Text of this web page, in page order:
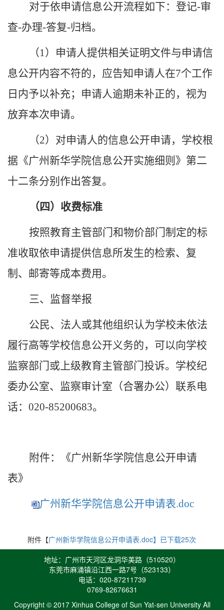
对于依申请信息公开流程如下：登记-审
查-办理-答复-归档。
（1）申请人提供相关证明文件与申请信
息公开内容不符的，应告知申请人在7个工作
日内予以补充；申请人逾期未补正的，视为
放弃本次申请。
（2）对申请人的信息公开申请，学校根
据《广州新华学院信息公开实施细则》第二
十二条分别作出答复。
（四）收费标准
按照教育主管部门和物价部门制定的标
准收取依申请提供信息所发生的检索、复
制、邮寄等成本费用。
三、监督举报
公民、法人或其他组织认为学校未依法
履行高等学校信息公开义务的，可以向学校
监察部门或上级教育主管部门投诉。 学校纪
委办公室、 监察审计室 （合署办公） 联系电
话： 020-85200683。
附件：《广州 新华学院信息公开申请
表》
广州新华学院信息公开申请表.doc
附件【广州新华学院信息公开申请表.doc】已下载25次
地址：广州市天河区龙洞华美路（510520）
东莞市麻涌镇沿江西一路7号（523133）
电话：020-87211739
0769-82676631
Copyright © 2017 Xinhua College of Sun Yat-sen University All